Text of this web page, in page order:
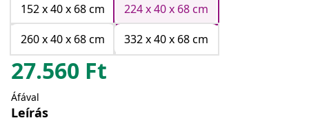
152 x 40 x 68 cm
224 x 40 x 68 cm
260 x 40 x 68 cm
332 x 40 x 68 cm
27.560 Ft
Áfával
Leírás